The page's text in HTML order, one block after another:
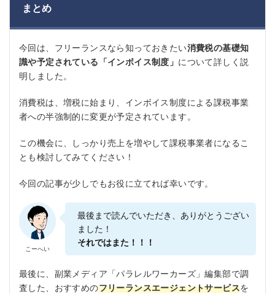
まとめ
今回は、フリーランスなら知っておきたい消費税の基礎知
識や予定されている「インボイス制度」 について詳しく説
明しました。
消費税は、増税に始まり、インボイス制度による課税事業
者への半強制的に変更が予定されています。
この機会に、しっかり売上を増やして課税事業者になるこ
とも検討してみてください！
今回の記事が少しでもお役に立てれば幸いです。
こーへい
最後まで読んでいただき、ありがとうござい
ました！
それではまた！！！
最後に、副業メディア「パラレルワーカーズ」編集部で調
査した、おすすめのフリーランスエージェントサービスを